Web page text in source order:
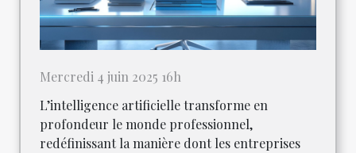
Mercredi 4 juin 2025 16h
L’intelligence artificielle transforme en
profondeur le monde professionnel,
redéfinissant la manière dont les entreprises